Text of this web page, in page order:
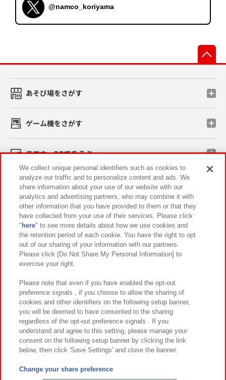
@namco_koriyama
あそび場をさがす
ゲーム機をさがす
スマホ・PCであそぶ
イベント・キャンペーン
関連会社 サステナビリティ サイトポリシー
プライバシーポリシー ウェブアクセシビリティ方針と検証結果
お取引先さまとともに
カスタマーハラスメント対応方針 よくあるご質問・お問い合わせ
©Bandai Namco Amusement Inc.
©Bandai Namco Amusement Lab Inc.
We collect unique personal identifiers such as cookies to
analyze our traffic and to personalize content and ads. We
share information about your use of our website with our
analytics and advertising partners, who may combine it with
other information that you have provided to them or that they
have collected from your use of their services. Please click
" here" to see more details about how we use cookies and
the retention period of each cookie. You have the right to opt
out of our sharing of your information with our partners.
Please click [Do Not Share My Personal Information] to
exercise your right.
Please note that even if you have enabled the opt-out
preference signals , if you choose to allow the sharing of
cookies and other identifiers on the following setup banner,
you will be deemed to have consented to the sharing
regardless of the opt-out preference signals . If you
understand and agree to this setting, please manage your
consent on the following setup banner by clicking the link
below, then click 'Save Settings' and close the banner.
Change your share preference